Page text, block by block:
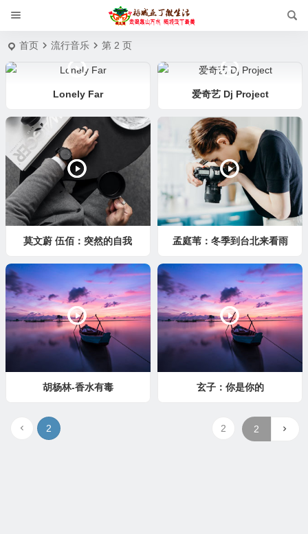
首页 流行音乐 第 2 页
Lonely Far 爱奇艺 Dj Project
莫文蔚 伍佰：突然的自我 孟庭苇：冬季到台北来看雨
胡杨林-香水有毒 玄子：你是你的
2
2